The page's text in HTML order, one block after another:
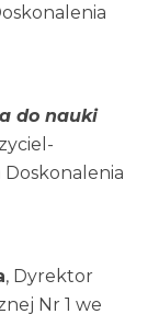
do nauki
, Dyrektor
Nr 1 we